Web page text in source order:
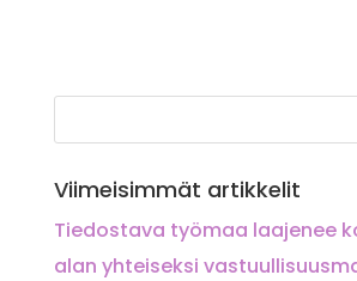
Viimeisimmät artikkelit
Tiedostava työmaa laajenee
alan yhteiseksi